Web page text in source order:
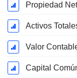
Activos
Capital